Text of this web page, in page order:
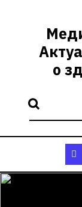
содержимому
о